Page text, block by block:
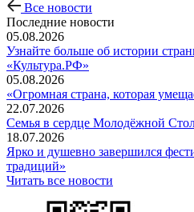
Все новости
Последние новости
05.08.2026
Узнайте больше об истории
«Культура.РФ»
05.08.2026
«Огромная страна, которая
22.07.2026
Семья в сердце Молодёжной
18.07.2026
Ярко и душевно завершился
традиций»
Читать все новости